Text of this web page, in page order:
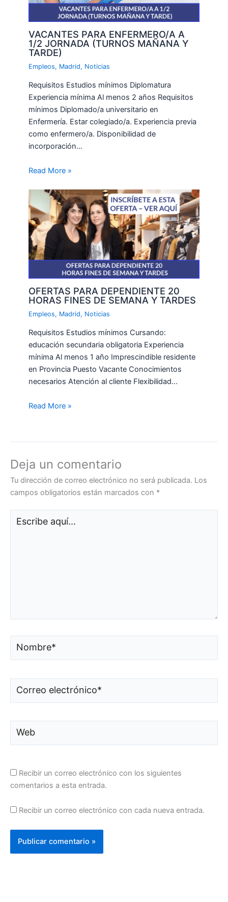
VACANTES PARA ENFERMERO/A A
1/2 JORNADA (TURNOS MAÑANA Y
TARDE)
Empleos, Madrid, Noticias
Requisitos Estudios mínimos Diplomatura
Experiencia mínima Al menos 2 años Requisitos
mínimos Diplomado/a universitario en
Enfermería. Estar colegiado/a. Experiencia previa
como enfermero/a. Disponibilidad de
incorporación…
Read More »
OFERTAS PARA DEPENDIENTE 20
HORAS FINES DE SEMANA Y TARDES
Empleos, Madrid, Noticias
Requisitos Estudios mínimos Cursando:
educación secundaria obligatoria Experiencia
mínima Al menos 1 año Imprescindible residente
en Provincia Puesto Vacante Conocimientos
necesarios Atención al cliente Flexibilidad…
Read More »
Deja un comentario
Tu dirección de correo electrónico no será publicada. Los
campos obligatorios están marcados con *
aquí...
Correo
electrónico*
Recibir un correo electrónico con los siguientes
comentarios a esta entrada.
Recibir un correo electrónico con cada nueva entrada.